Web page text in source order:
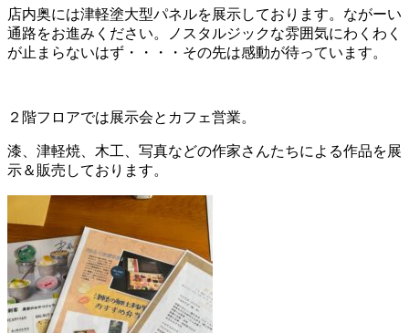
店内奥には津軽塗大型パネルを展示しております。ながーい
通路をお進みください。ノスタルジックな雰囲気にわくわく
が止まらないはず・・・・その先は感動が待っています。
２階フロアでは展示会とカフェ営業。
漆、津軽焼、木工、写真などの作家さんたちによる作品を展
示＆販売しております。